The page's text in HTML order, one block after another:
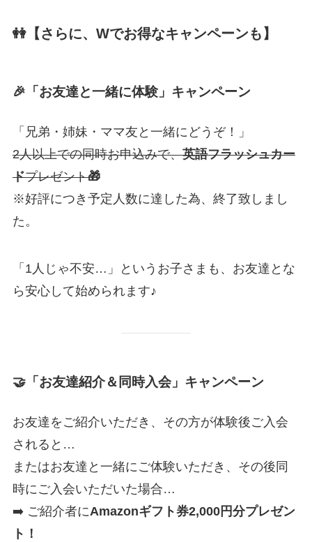
👭【さらに、Wでお得なキャンペーンも】
🎉「お友達と一緒に体験」キャンペーン
「兄弟・姉妹・ママ友と一緒にどうぞ！」
2人以上での同時お申込みで、英語フラッシュカー
ドプレゼント🎁
※好評につき予定人数に達した為、終了致しまし
た。
「1人じゃ不安…」というお子さまも、お友達とな
ら安心して始められます♪
🤝「お友達紹介＆同時入会」キャンペーン
お友達をご紹介いただき、その方が体験後ご入会
されると…
またはお友達と一緒にご体験いただき、その後同
時にご入会いただいた場合…
➡️ ご紹介者にAmazonギフト券2,000円分プレゼン
ト！